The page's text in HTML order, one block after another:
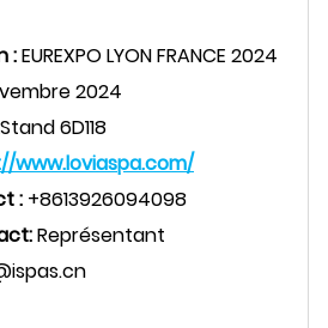
:EUREXPO LYON FRANCE 2024
2024
Stand 6D118
www.loviaspa.com/
: +8613926094098
Représentant